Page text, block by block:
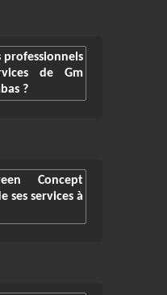
professionnels
de Gm
?
Concept
ses services à